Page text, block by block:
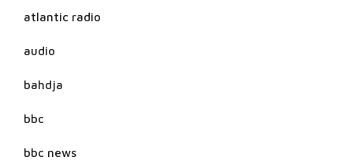
atlantic radio
audio
bahdja
bbc
bbc news